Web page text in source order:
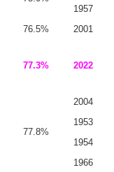
1957
76.5%
2001
77.3% 2022
77.8%
2004
1953
1954
1966